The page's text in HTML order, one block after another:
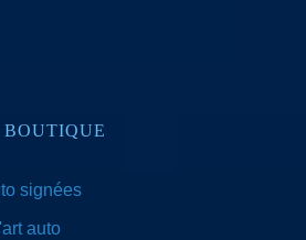
BOUTIQUE
signées
auto